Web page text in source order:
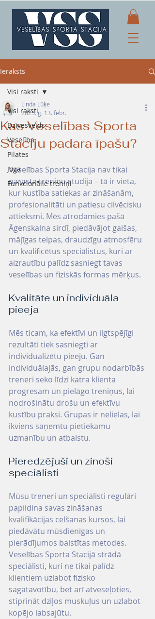
Ieraksts
Visi raksti
Dzīvesveids
Veselība
Pilates
Joga
Funkcionālie treniņi
Visi raksti
Kas Veselības Sporta
Staciju padara īpašu?
Linda Lūķe
2025. g. 13. febr.
Veselības Sporta Stacija nav tikai
parasta treniņu studija – tā ir vieta,
kur kustība satiekas ar zināšanām,
profesionalitāti un patiesu cilvēcisku
attieksmi. Mēs atrodamies pašā
Āgenskalna sirdī, piedāvājot gaišas,
mājīgas telpas, draudzīgu atmosfēru
un kvalificētus speciālistus, kuri ar
aizrautību palīdz sasniegt tavas
veselības un fiziskās formas mērķus.
Kvalitāte un individuāla
pieeja
Mēs ticam, ka efektīvi un ilgtspējīgi
rezultāti tiek sasniegti ar
individualizētu pieeju. Gan
individuālajās, gan grupu nodarbībās
treneri seko līdzi katra klienta
progresam un pielāgo treniņus, lai
nodrošinātu drošu un efektīvu
kustību praksi. Grupas ir nelielas, lai
ikviens saņemtu pietiekamu
uzmanību un atbalstu.
Pieredzējuši un zinoši
speciālisti
Mūsu treneri un speciālisti regulāri
papildina savas zināšanas
kvalifikācijas celšanas kursos, lai
piedāvātu mūsdienīgas un
pierādījumos balstītas metodes.
Veselības Sporta Stacijā strādā
speciālisti, kuri ne tikai palīdz
klientiem uzlabot fizisko
sagatavotību, bet arī atveseļoties,
stiprināt dziļos muskuļus un uzlabot
kopējo labsajūtu.